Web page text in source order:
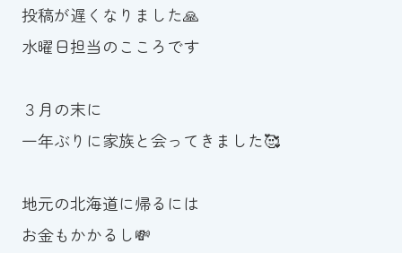
お知らせ
カレンダー
波スイタイムズ
お問い合わせ
投稿が遅くなりました🙏
水曜日担当のこころです
３月の末に
一年ぶりに家族と会ってきました🥰
地元の北海道に帰るには
お金もかかるし💸